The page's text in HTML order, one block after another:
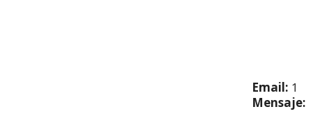
Email: 1
Mensaje: